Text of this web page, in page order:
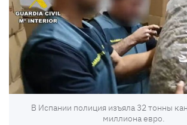
В Испании полиция изъяла 32 тонны
миллиона евро.